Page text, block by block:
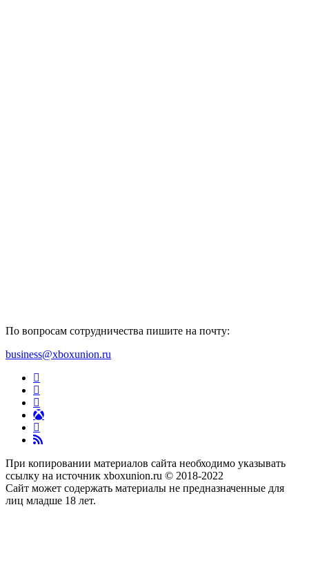
По вопросам сотрудничества пишите на почту:
business@xboxunion.ru
При копировании материалов сайта необходимо указывать
ссылку на источник xboxunion.ru © 2018-2022
Сайт может содержать материалы не предназначенные для
лиц младше 18 лет.